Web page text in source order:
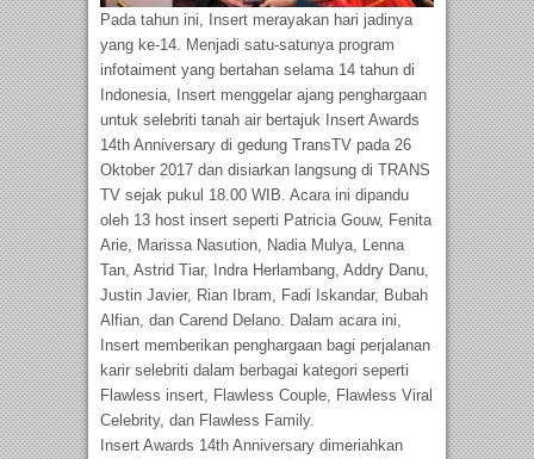
Pada tahun ini, Insert merayakan hari jadinya
yang ke-14. Menjadi satu-satunya program
infotaiment yang bertahan selama 14 tahun di
Indonesia, Insert menggelar ajang penghargaan
untuk selebriti tanah air bertajuk Insert Awards
14th Anniversary di gedung TransTV pada 26
Oktober 2017 dan disiarkan langsung di TRANS
TV sejak pukul 18.00 WIB. Acara ini dipandu
oleh 13 host insert seperti Patricia Gouw, Fenita
Arie, Marissa Nasution, Nadia Mulya, Lenna
Tan, Astrid Tiar, Indra Herlambang, Addry Danu,
Justin Javier, Rian Ibram, Fadi Iskandar, Bubah
Alfian, dan Carend Delano. Dalam acara ini,
Insert memberikan penghargaan bagi perjalanan
karir selebriti dalam berbagai kategori seperti
Flawless insert, Flawless Couple, Flawless Viral
Celebrity, dan Flawless Family.
Insert Awards 14th Anniversary dimeriahkan